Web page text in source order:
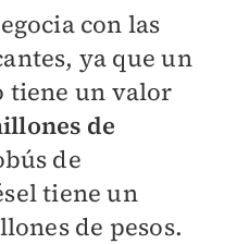
con las
ya que un
tiene un valor
de
de
tiene un
de pesos.